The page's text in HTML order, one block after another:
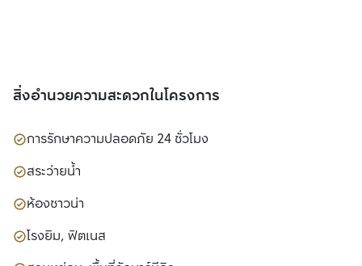
สิ่งอำนวยความสะดวกในโครงการ
การรักษาความปลอดภัย 24 ชั่วโมง
สระว่ายน้ำ
ห้องซาวน่า
โรงยิม, ฟิตเนส